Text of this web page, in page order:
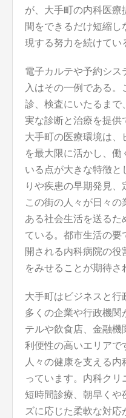
が、大手町の内科医療
間をできるだけ短縮
現する努力を続けてい
電子カルテや予約シス
入はその一例である
診、検査にいたるまで
実な診断と治療を提供
大手町の医療環境は、
を最大限に活かし、
いる点が大きな特徴と
りや疾患の早期発見、
この街の人々が日々の
ある社会生活を送るた
ている。都市生活の要
開される内科病院の役
をみせることが期待さ
大手町はビジネスと行
多くの企業や行政機関
テルや飲食店、金融機
利便性の高いエリアで
人々の健康を支える内
っています。内科ク
短時間診療、朝早くや
ズに応じた柔軟な対